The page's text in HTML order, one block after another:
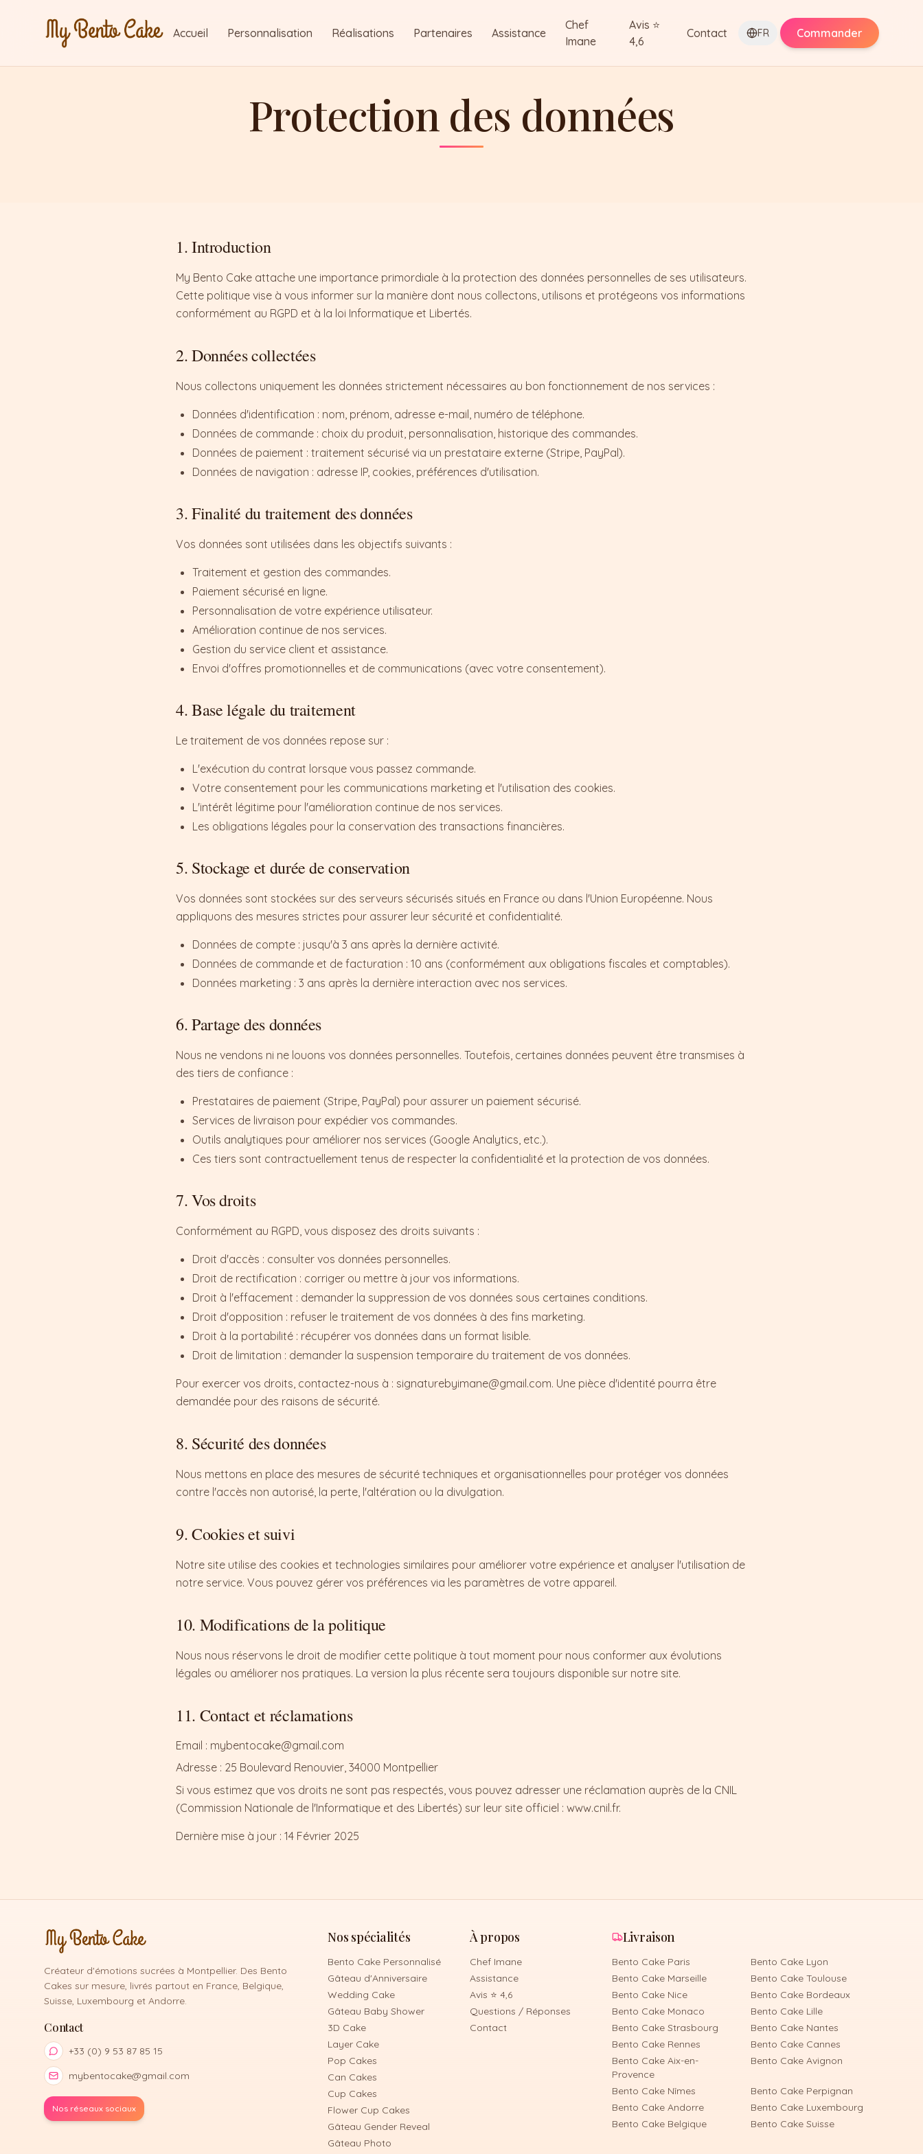
Accueil Personnalisation Réalisations Partenaires Assistance
Chef
Imane
Avis ⭐
4,6
Contact FR Commander
Protection des données
1. Introduction
My Bento Cake attache une importance primordiale à la protection des données personnelles de ses utilisateurs.
Cette politique vise à vous informer sur la manière dont nous collectons, utilisons et protégeons vos informations
conformément au RGPD et à la loi Informatique et Libertés.
2. Données collectées
Nous collectons uniquement les données strictement nécessaires au bon fonctionnement de nos services :
Données d'identification : nom, prénom, adresse e-mail, numéro de téléphone.
Données de commande : choix du produit, personnalisation, historique des commandes.
Données de paiement : traitement sécurisé via un prestataire externe (Stripe, PayPal).
Données de navigation : adresse IP, cookies, préférences d'utilisation.
3. Finalité du traitement des données
Vos données sont utilisées dans les objectifs suivants :
Traitement et gestion des commandes.
Paiement sécurisé en ligne.
Personnalisation de votre expérience utilisateur.
Amélioration continue de nos services.
Gestion du service client et assistance.
Envoi d'offres promotionnelles et de communications (avec votre consentement).
4. Base légale du traitement
Le traitement de vos données repose sur :
L'exécution du contrat lorsque vous passez commande.
Votre consentement pour les communications marketing et l'utilisation des cookies.
L'intérêt légitime pour l'amélioration continue de nos services.
Les obligations légales pour la conservation des transactions financières.
5. Stockage et durée de conservation
Vos données sont stockées sur des serveurs sécurisés situés en France ou dans l'Union Européenne. Nous
appliquons des mesures strictes pour assurer leur sécurité et confidentialité.
Données de compte : jusqu'à 3 ans après la dernière activité.
Données de commande et de facturation : 10 ans (conformément aux obligations fiscales et comptables).
Données marketing : 3 ans après la dernière interaction avec nos services.
6. Partage des données
Nous ne vendons ni ne louons vos données personnelles. Toutefois, certaines données peuvent être transmises à
des tiers de confiance :
Prestataires de paiement (Stripe, PayPal) pour assurer un paiement sécurisé.
Services de livraison pour expédier vos commandes.
Outils analytiques pour améliorer nos services (Google Analytics, etc.).
Ces tiers sont contractuellement tenus de respecter la confidentialité et la protection de vos données.
7. Vos droits
Conformément au RGPD, vous disposez des droits suivants :
Droit d'accès : consulter vos données personnelles.
Droit de rectification : corriger ou mettre à jour vos informations.
Droit à l'effacement : demander la suppression de vos données sous certaines conditions.
Droit d'opposition : refuser le traitement de vos données à des fins marketing.
Droit à la portabilité : récupérer vos données dans un format lisible.
Droit de limitation : demander la suspension temporaire du traitement de vos données.
Pour exercer vos droits, contactez-nous à : signaturebyimane@gmail.com. Une pièce d'identité pourra être
demandée pour des raisons de sécurité.
8. Sécurité des données
Nous mettons en place des mesures de sécurité techniques et organisationnelles pour protéger vos données
contre l'accès non autorisé, la perte, l'altération ou la divulgation.
9. Cookies et suivi
Notre site utilise des cookies et technologies similaires pour améliorer votre expérience et analyser l'utilisation de
notre service. Vous pouvez gérer vos préférences via les paramètres de votre appareil.
10. Modifications de la politique
Nous nous réservons le droit de modifier cette politique à tout moment pour nous conformer aux évolutions
légales ou améliorer nos pratiques. La version la plus récente sera toujours disponible sur notre site.
11. Contact et réclamations
Email : mybentocake@gmail.com
Adresse : 25 Boulevard Renouvier, 34000 Montpellier
Si vous estimez que vos droits ne sont pas respectés, vous pouvez adresser une réclamation auprès de la CNIL
(Commission Nationale de l'Informatique et des Libertés) sur leur site officiel : www.cnil.fr.
Dernière mise à jour : 14 Février 2025
Créateur d'émotions sucrées à Montpellier. Des Bento
Cakes sur mesure, livrés partout en France, Belgique,
Suisse, Luxembourg et Andorre.
Contact
+33 (0) 9 53 87 85 15
mybentocake@gmail.com
Nos réseaux sociaux
Nos spécialités
Bento Cake Personnalisé
Gâteau d'Anniversaire
Wedding Cake
Gâteau Baby Shower
3D Cake
Layer Cake
Pop Cakes
Can Cakes
Cup Cakes
Flower Cup Cakes
Gâteau Gender Reveal
Gâteau Photo
À propos
Chef Imane
Assistance
Avis ⭐ 4,6
Questions / Réponses
Contact
Livraison
Bento Cake Paris Bento Cake Lyon
Bento Cake Marseille Bento CakeToulouse
Bento Cake Nice Bento Cake Bordeaux
Bento Cake Monaco Bento Cake Lille
Bento Cake Strasbourg Bento Cake Nantes
Bento Cake Rennes Bento Cake Cannes
Bento Cake Aix-en-
Provence
Bento CakeAvignon
Bento Cake Nîmes Bento Cake Perpignan
Bento Cake Andorre Bento Cake Luxembourg
Bento Cake Belgique Bento CakeSuisse